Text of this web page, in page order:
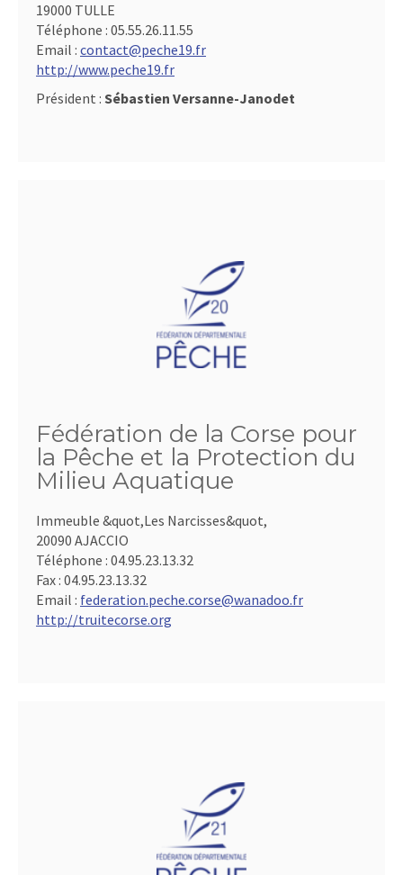
19000 TULLE
Téléphone : 05.55.26.11.55
Email : contact@peche19.fr
http://www.peche19.fr
Président : Sébastien Versanne-Janodet
Fédération de la Corse pour
la Pêche et la Protection du
Milieu Aquatique
Immeuble &quot,Les Narcisses&quot,
20090 AJACCIO
Téléphone : 04.95.23.13.32
Fax : 04.95.23.13.32
Email : federation.peche.corse@wanadoo.fr
http://truitecorse.org